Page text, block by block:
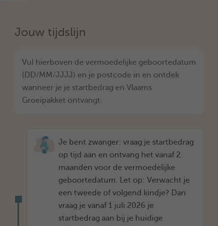
Jouw tijdslijn
Vul hierboven de vermoedelijke geboortedatum
(DD/MM/JJJJ) en je postcode in en ontdek
wanneer je je startbedrag en Vlaams
Groeipakket ontvangt.
Je bent zwanger: vraag je startbedrag
op tijd aan en ontvang het vanaf 2
maanden voor de vermoedelijke
geboortedatum. Let op: Verwacht je
een tweede of volgend kindje? Dan
vraag je vanaf 1 juli 2026 je
startbedrag aan bij je huidige